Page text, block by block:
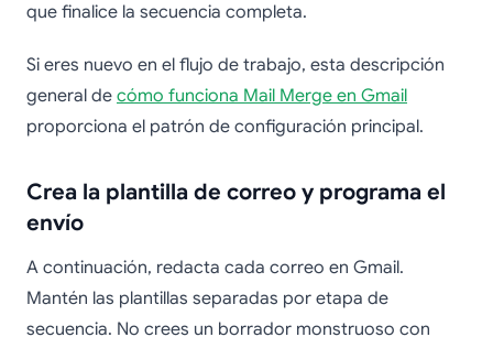
que finalice la secuencia completa.
Si eres nuevo en el flujo de trabajo, esta descripción
general de cómo funciona Mail Merge en Gmail
proporciona el patrón de configuración principal.
Crea la plantilla de correo y programa el
envío
A continuación, redacta cada correo en Gmail.
Mantén las plantillas separadas por etapa de
secuencia. No crees un borrador monstruoso con